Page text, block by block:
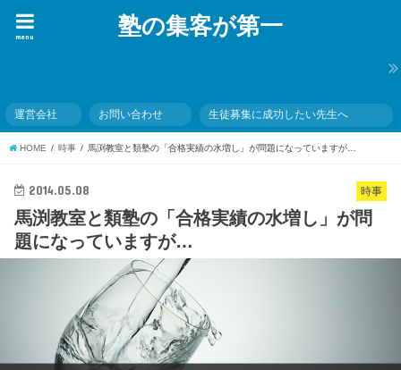
塾の集客が第一
menu
運営会社 お問い合わせ 生徒募集に成功したい先生へ
HOME 時事 馬渕教室と類塾の「合格実績の水増し」が問題になっていますが…
時事
2014.05.08
馬渕教室と類塾の「合格実績の水増し」が問
題になっていますが…